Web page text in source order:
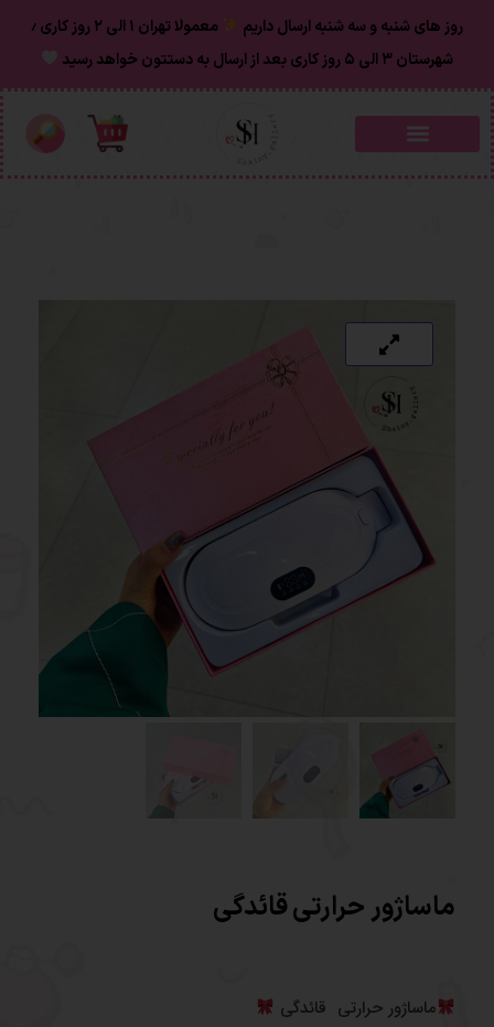
روز های شنبه و سه شنبه ارسال داریم
معمولا تهران ۱ الی ۲ روز‌ کاری ٫
شهرستان ۳ الی ۵ روز کاری بعد از ارسال به دستتون خواهد رسید
ماساژور حرارتی قائدگی
ماساژور حرارتی قائدگی